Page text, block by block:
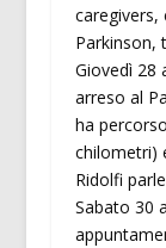
caregivers,
Parkinson,
Giovedì 28
arreso al
ha
chilometri)
Ridolfi
Sabato 30